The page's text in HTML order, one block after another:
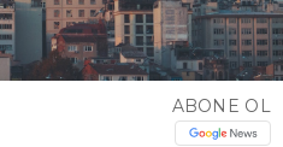
ABONE OL